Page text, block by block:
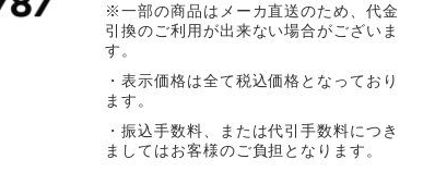
※一部の商品はメーカ直送のため、代金
引換のご利用が出来ない場合がございま
す。
・表示価格は全て税込価格となっており
ます。
・振込手数料、または代引手数料につき
ましてはお客様のご負担となります。